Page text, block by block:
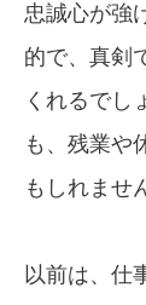
忠誠心が強
的で、真剣
くれるでし
も、残業や
もしれませ
以前は、仕